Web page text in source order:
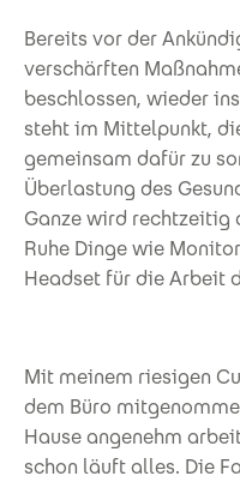
Bereits vor der
verschärften
beschlossen, wieder
steht im Mittelpunkt,
gemeinsam dafür zu
Überlastung des
Ganze wird rechtzeitig
Ruhe Dinge wie
Headset für die Arbeit
Mit meinem riesigen
dem Büro
Hause angenehm
schon läuft alles. Die